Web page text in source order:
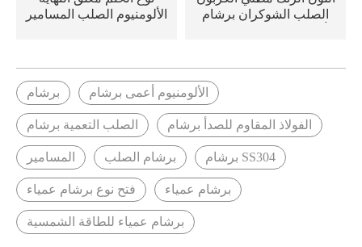
الصلب الشوكران برشام
الألومنيوم الصلب المسامير
برشام الألومنيوم أعمى برشام
الصلب التعمية برشام الفولاذ المقاوم للصدأ برشام
المسامير برشام الصلب SS304 برشام
فتح نوع برشام عمياء برشام عمياء
برشام عمياء للطاقة الشمسية